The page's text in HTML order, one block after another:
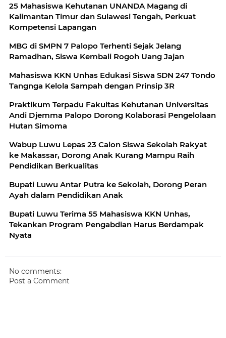
25 Mahasiswa Kehutanan UNANDA Magang di
Kalimantan Timur dan Sulawesi Tengah, Perkuat
Kompetensi Lapangan
MBG di SMPN 7 Palopo Terhenti Sejak Jelang
Ramadhan, Siswa Kembali Rogoh Uang Jajan
Mahasiswa KKN Unhas Edukasi Siswa SDN 247 Tondo
Tangnga Kelola Sampah dengan Prinsip 3R
Praktikum Terpadu Fakultas Kehutanan Universitas
Andi Djemma Palopo Dorong Kolaborasi Pengelolaan
Hutan Simoma
Wabup Luwu Lepas 23 Calon Siswa Sekolah Rakyat
ke Makassar, Dorong Anak Kurang Mampu Raih
Pendidikan Berkualitas
Bupati Luwu Antar Putra ke Sekolah, Dorong Peran
Ayah dalam Pendidikan Anak
Bupati Luwu Terima 55 Mahasiswa KKN Unhas,
Tekankan Program Pengabdian Harus Berdampak
Nyata
No comments:
Post a Comment